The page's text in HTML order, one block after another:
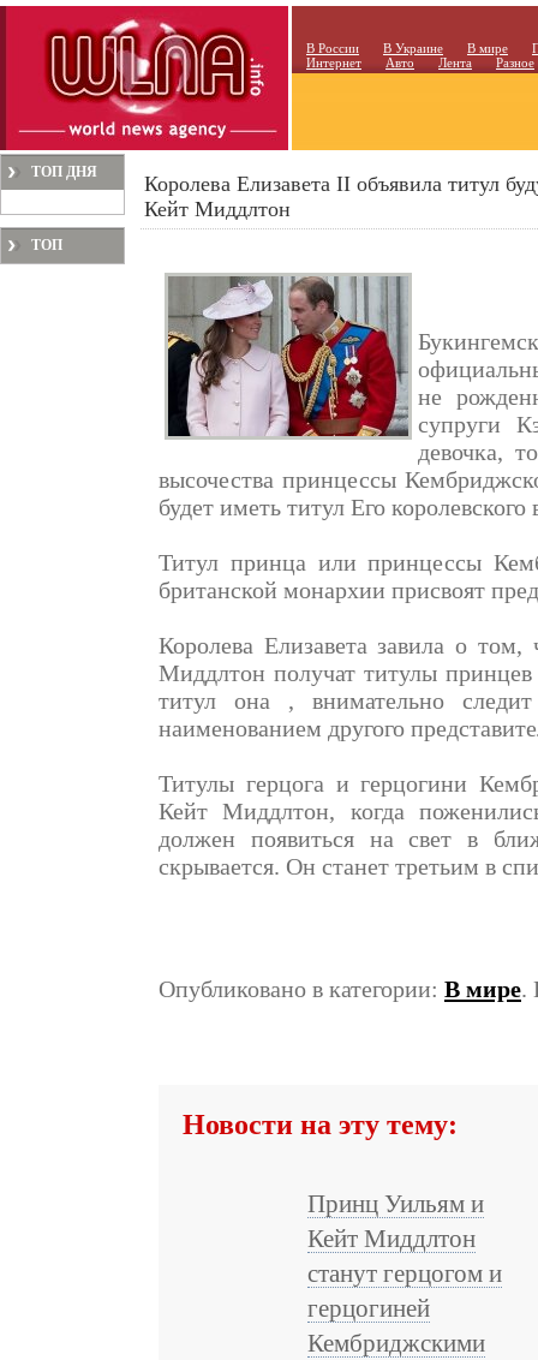
В России В Украине В мире
Интернет
Авто Лента Разное
ТОП ДНЯ
ТОП
Королева Елизавета II объявила титул
Кейт Миддлтон
не
супруги
девочка,
высочества принцессы
будет иметь титул Его
Титул принца или принцессы
британской монархии присвоят
Королева Елизавета завила о
Миддлтон получат титулы
титул она , внимательно
наименованием другого
Титулы герцога и герцогини
Кейт Миддлтон, когда
должен появиться на свет в
скрывается. Он станет третьим в
Опубликовано в категории: В мире.
Новости на эту тему:
Принц Уильям и
Кейт Миддлтон
станут герцогом и
герцогиней
Кембриджскими